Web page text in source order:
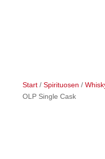
Start/ Spirituosen /
OLP Single Cask